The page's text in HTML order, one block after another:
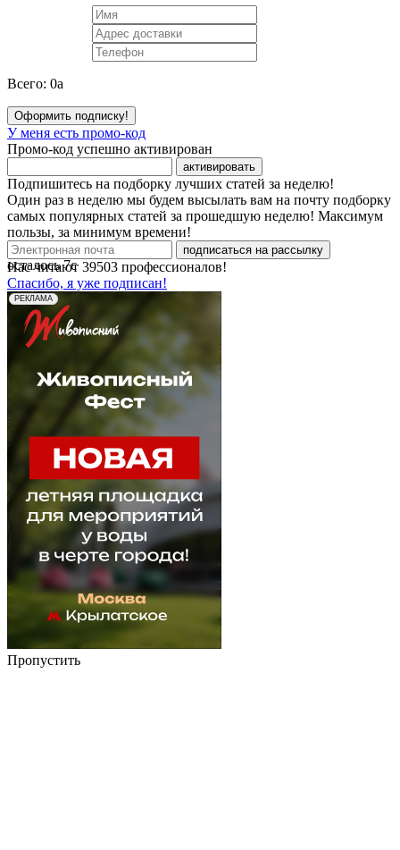
Всего: 0a
Оформить подписку!
У меня есть промо-код
Промо-код успешно активирован
активировать
Подпишитесь на подборку лучших статей за неделю!
Один раз в неделю мы будем высылать вам на почту подборку
самых популярных статей за прошедшую неделю! Максимум
пользы, за минимум времени!
подписаться на рассылку
Нас читают 39503 профессионалов!
Спасибо, я уже подписан!
осталось7с
Пропустить